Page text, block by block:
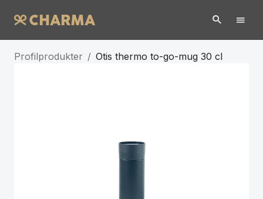
Profilprodukter / Otis thermo to-go-mug 30 cl